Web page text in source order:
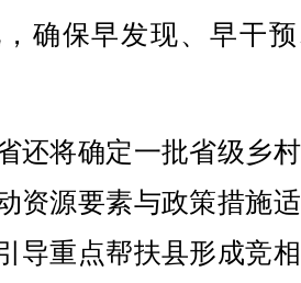
确保早发现、早干
将确定一批省级乡
资源要素与政策措施
导重点帮扶县形成竞